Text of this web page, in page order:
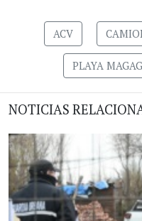
ACV
PLAYA
NOTICIAS